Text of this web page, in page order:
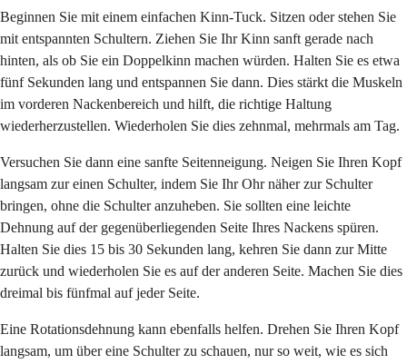
Beginnen Sie mit einem einfachen Kinn-Tuck. Sitzen oder stehen Sie
mit entspannten Schultern. Ziehen Sie Ihr Kinn sanft gerade nach
hinten, als ob Sie ein Doppelkinn machen würden. Halten Sie es etwa
fünf Sekunden lang und entspannen Sie dann. Dies stärkt die Muskeln
im vorderen Nackenbereich und hilft, die richtige Haltung
wiederherzustellen. Wiederholen Sie dies zehnmal, mehrmals am Tag.
Versuchen Sie dann eine sanfte Seitenneigung. Neigen Sie Ihren Kopf
langsam zur einen Schulter, indem Sie Ihr Ohr näher zur Schulter
bringen, ohne die Schulter anzuheben. Sie sollten eine leichte
Dehnung auf der gegenüberliegenden Seite Ihres Nackens spüren.
Halten Sie dies 15 bis 30 Sekunden lang, kehren Sie dann zur Mitte
zurück und wiederholen Sie es auf der anderen Seite. Machen Sie dies
dreimal bis fünfmal auf jeder Seite.
Eine Rotationsdehnung kann ebenfalls helfen. Drehen Sie Ihren Kopf
langsam, um über eine Schulter zu schauen, nur so weit, wie es sich